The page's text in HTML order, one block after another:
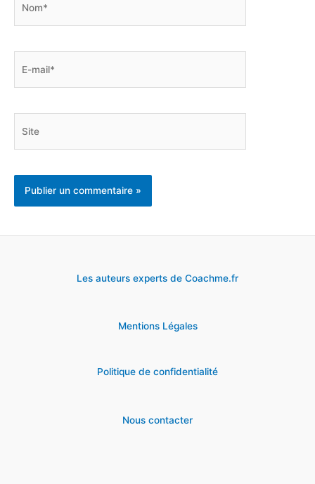
Les auteurs experts de Coachme.fr
Mentions Légales
Politique de confidentialité
Nous contacter